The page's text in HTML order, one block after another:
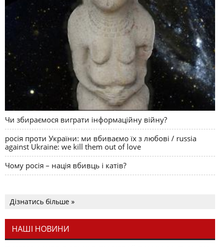
Чи збираємося виграти інформаційну війну?
росія проти України: ми вбиваємо їх з любові / russia
against Ukraine: we kill them out of love
Чому росія – нація вбивць і катів?
Дізнатись більше »
НАШІ НОВИНИ